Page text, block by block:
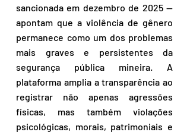
sancionada em dezembro de 2025 —
apontam que a violência de gênero
permanece como um dos problemas
mais graves e persistentes da
segurança pública mineira. A
plataforma amplia a transparência ao
registrar não apenas agressões
físicas, mas também violações
psicológicas, morais, patrimoniais e